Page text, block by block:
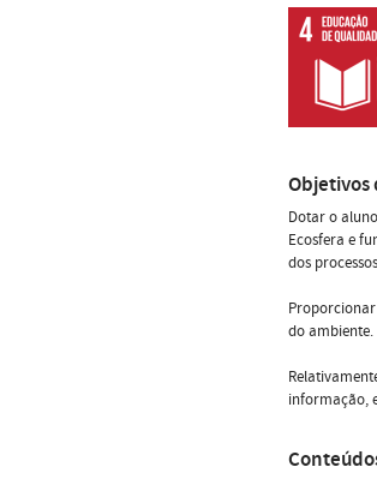
Objetivos
Dotar o
Ecosfera e
dos
do ambiente.
informação,